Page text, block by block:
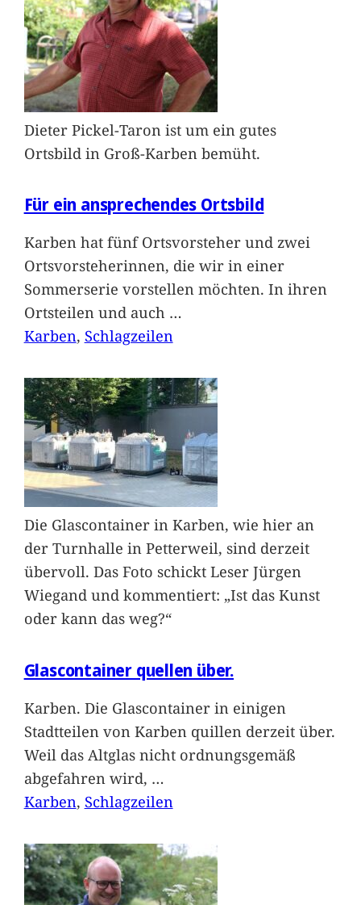
Dieter Pickel-Taron ist um ein gutes
Ortsbild in Groß-Karben bemüht.
Für ein ansprechendes Ortsbild
Karben hat fünf Ortsvorsteher und zwei
Ortsvorsteherinnen, die wir in einer
Sommerserie vorstellen möchten. In ihren
Ortsteilen und auch …
Karben, Schlagzeilen
Die Glascontainer in Karben, wie hier an
der Turnhalle in Petterweil, sind derzeit
übervoll. Das Foto schickt Leser Jürgen
Wiegand und kommentiert: „Ist das Kunst
oder kann das weg?“
Glascontainer quellen über.
Karben. Die Glascontainer in einigen
Stadtteilen von Karben quillen derzeit über.
Weil das Altglas nicht ordnungsgemäß
abgefahren wird, …
Karben, Schlagzeilen